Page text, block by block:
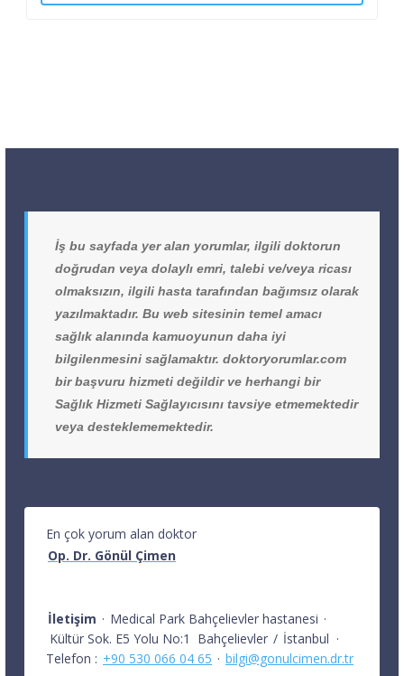
İş bu sayfada yer alan yorumlar, ilgili doktorun
doğrudan veya dolaylı emri, talebi ve/veya ricası
olmaksızın, ilgili hasta tarafından bağımsız olarak
yazılmaktadır. Bu web sitesinin temel amacı
sağlık alanında kamuoyunun daha iyi
bilgilenmesini sağlamaktır. doktoryorumlar.com
bir başvuru hizmeti değildir ve herhangi bir
Sağlık Hizmeti Sağlayıcısını tavsiye etmemektedir
veya desteklememektedir.
En çok yorum alan doktor
Op. Dr. Gönül Çimen
İletişim · Medical Park Bahçelievler hastanesi ·
Kültür Sok. E5 Yolu No:1
Bahçelievler / İstanbul ·
Telefon : +90 530 066 04 65 · bilgi@gonulcimen.dr.tr